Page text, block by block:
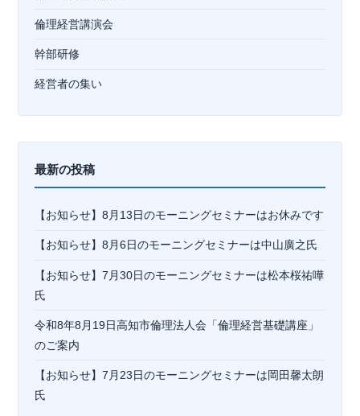
倫理経営講演会
幹部研修
経営者の集い
最新の投稿
【お知らせ】8月13日のモーニングセミナーはお休みです
【お知らせ】8月6日のモーニングセミナーは中山廣之氏
【お知らせ】7月30日のモーニングセミナーは松本桜祐嘩
氏
令和8年8月19日高知市倫理法人会「倫理経営基礎講座」
のご案内
【お知らせ】7月23日のモーニングセミナーは岡⽥馨太朗
氏